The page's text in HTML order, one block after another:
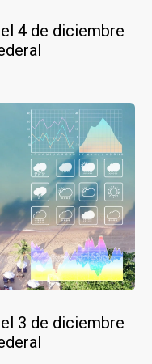
4 de diciembre
3 de diciembre